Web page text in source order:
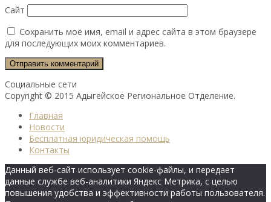
Сайт
Сохранить моё имя, email и адрес сайта в этом браузере
для последующих моих комментариев.
Социальные сети
Copyright © 2015 Адыгейское Региональное Отделение.
Главная
Новости
Бесплатная юридическая помощь
Контакты
Данный веб-сайт использует cookie-файлы, и передает
данные службе веб-аналитики Яндекс Метрика, с целью
повышения удобства и эффективности работы пользователя.